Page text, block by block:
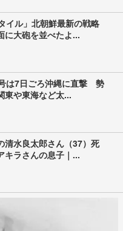
イル」北朝鮮最新の戦略
大砲を並べたよ...
は7日ごろ沖縄に直撃 勢
や東海など太...
清水良太郎さん（37）死
ラさんの息子｜...